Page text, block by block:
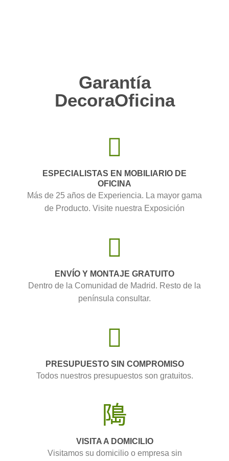
Garantía
DecoraOficina
ESPECIALISTAS EN MOBILIARIO DE
OFICINA
Más de 25 años de Experiencia. La mayor gama
de Producto. Visite nuestra Exposición
ENVÍO Y MONTAJE GRATUITO
Dentro de la Comunidad de Madrid. Resto de la
península consultar.
PRESUPUESTO SIN COMPROMISO
Todos nuestros presupuestos son gratuitos.
VISITA A DOMICILIO
Visitamos su domicilio o empresa sin